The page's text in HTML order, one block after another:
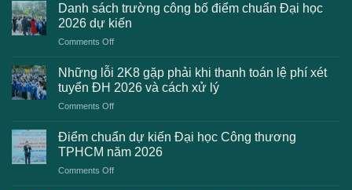
Danh sách trường công bố điểm chuẩn Đại học
2026 dự kiến
Comments Offon
sách
trường
công
bố
chuẩn
Đại
Những lỗi 2K8 gặp phải khi thanh toán lệ phí xét
tuyển ĐH 2026 và cách xử lý
Comments Offon
lỗi
2K8
gặp
phải
Điểm chuẩn dự kiến Đại học Công thương
TPHCM năm 2026
Comments Offon